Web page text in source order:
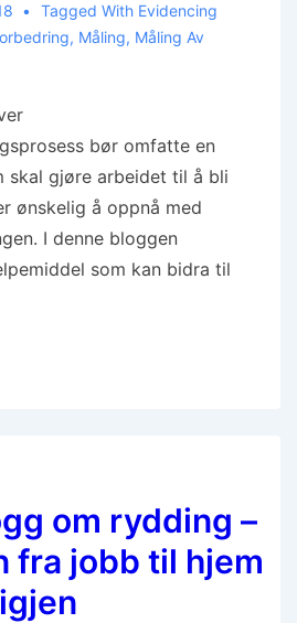
Tagged With Evidencing
, Måling, Måling Av
bør omfatte en
skal gjøre arbeidet til å bli
ønskelig å oppnå med
I denne bloggen
som kan bidra til
om rydding –
fra jobb til hjem